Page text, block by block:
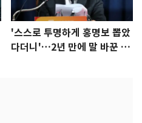
'스스로 투명하게 홍명보 뽑았
다더니'…2년 만에 말 바꾼 이